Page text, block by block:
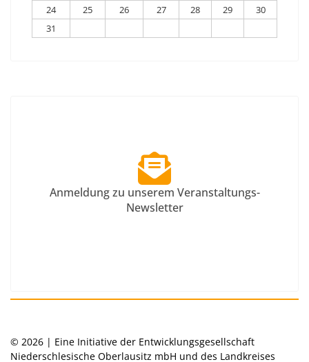
24
25 26 27 28 29
30
31
Anmeldung zu unserem Veranstaltungs-
Newsletter
© 2026 | Eine Initiative der Entwicklungsgesellschaft
Niederschlesische Oberlausitz mbH und des Landkreises